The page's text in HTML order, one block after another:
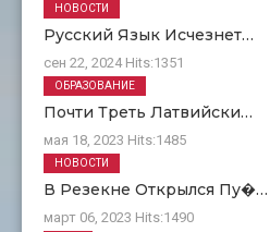
Русский Язык Исчезнет…
сен 22, 2024 Hits:1351
НОВОСТИ
Почти Треть Латвийски…
мая 18, 2023 Hits:1485
ОБРАЗОВАНИЕ
В Резекне Открылся Пу�…
март 06, 2023 Hits:1490
НОВОСТИ